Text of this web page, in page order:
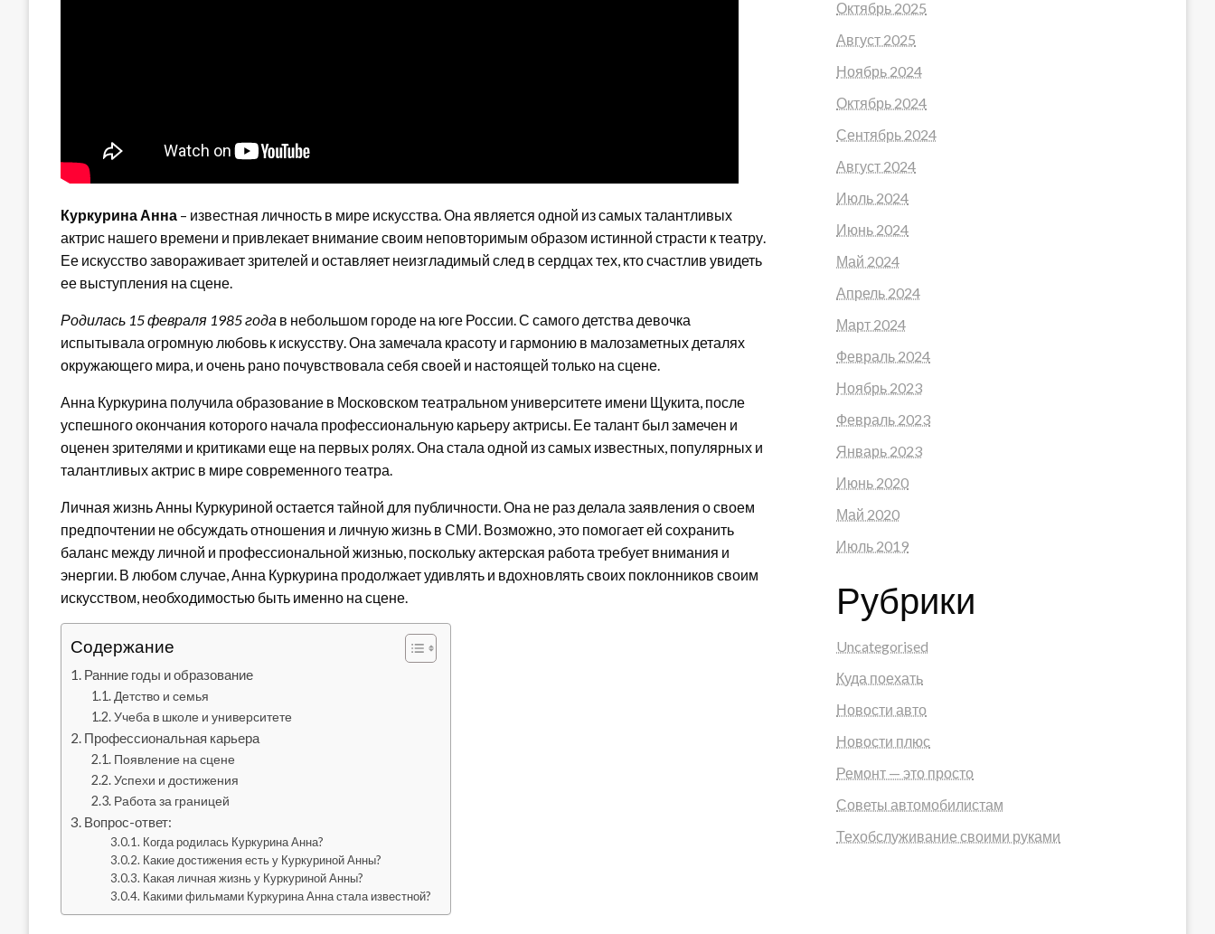
Куркурина Анна – известная личность в мире искусства. Она является одной из самых талантливых
актрис нашего времени и привлекает внимание своим неповторимым образом истинной страсти к театру.
Ее искусство завораживает зрителей и оставляет неизгладимый след в сердцах тех, кто счастлив увидеть
ее выступления на сцене.
Родилась 15 февраля 1985 года в небольшом городе на юге России. С самого детства девочка
испытывала огромную любовь к искусству. Она замечала красоту и гармонию в малозаметных деталях
окружающего мира, и очень рано почувствовала себя своей и настоящей только на сцене.
Анна Куркурина получила образование в Московском театральном университете имени Щукита, после
успешного окончания которого начала профессиональную карьеру актрисы. Ее талант был замечен и
оценен зрителями и критиками еще на первых ролях. Она стала одной из самых известных, популярных и
талантливых актрис в мире современного театра.
Личная жизнь Анны Куркуриной остается тайной для публичности. Она не раз делала заявления о своем
предпочтении не обсуждать отношения и личную жизнь в СМИ. Возможно, это помогает ей сохранить
баланс между личной и профессиональной жизнью, поскольку актерская работа требует внимания и
энергии. В любом случае, Анна Куркурина продолжает удивлять и вдохновлять своих поклонников своим
искусством, необходимостью быть именно на сцене.
Содержание
Ранние годы и образование
Детство и семья
Учеба в школе и университете
Профессиональная карьера
Появление на сцене
Успехи и достижения
Работа за границей
Вопрос-ответ:
Когда родилась Куркурина Анна?
Какие достижения есть у Куркуриной Анны?
Какая личная жизнь у Куркуриной Анны?
Какими фильмами Куркурина Анна стала известной?
Октябрь 2025
Август 2025
Ноябрь 2024
Октябрь 2024
Сентябрь 2024
Август 2024
Июль 2024
Июнь 2024
Май 2024
Апрель 2024
Март 2024
Февраль 2024
Ноябрь 2023
Февраль 2023
Январь 2023
Июнь 2020
Май 2020
Июль 2019
Рубрики
Uncategorised
Куда поехать
Новости авто
Новости плюс
Ремонт — это просто
Советы автомобилистам
Техобслуживание своими руками